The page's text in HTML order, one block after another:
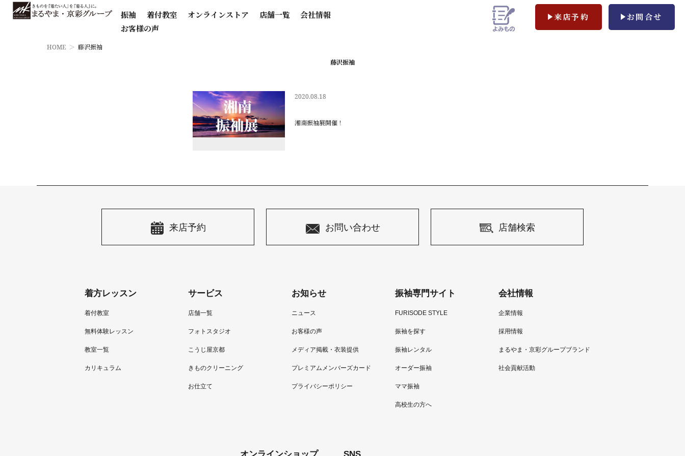
振袖 着付教室 オンラインストア 店舗一覧
会社情報
お客様の声
来店予約 お問合せ
HOME
藤沢振袖
藤沢振袖
2020.08.18
湘南振袖展開催！
来店予約 お問い合わせ 店舗検索
着方レッスン
着付教室
無料体験レッスン
教室一覧
カリキュラム
サービス
店舗一覧
フォトスタジオ
こうじ屋京都
きものクリーニング
お仕立て
お知らせ
ニュース
お客様の声
メディア掲載・衣装提供
プレミアムメンバーズカード
プライバシーポリシー
振袖専門サイト
FURISODE STYLE
振袖を探す
振袖レンタル
オーダー振袖
ママ振袖
高校生の方へ
会社情報
企業情報
採用情報
まるやま・京彩グループブランド
社会貢献活動